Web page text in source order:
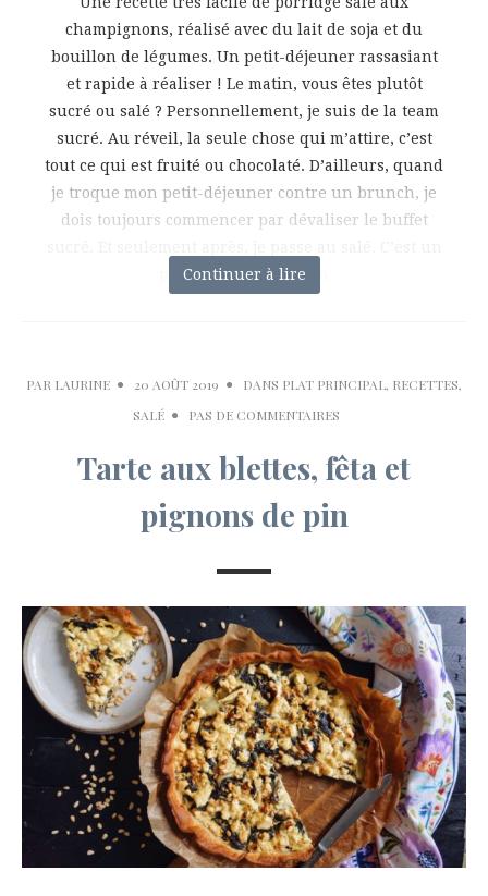
champignons, réalisé avec du lait de soja et du
bouillon de légumes. Un petit-déjeuner rassasiant
et rapide à réaliser ! Le matin, vous êtes plutôt
sucré ou salé ? Personnellement, je suis de la team
sucré. Au réveil, la seule chose qui m’attire, c’est
tout ce qui est fruité ou chocolaté. D’ailleurs, quand
je troque mon petit-déjeuner contre un brunch, je
dois toujours commencer par dévaliser le buffet
peu comme s’offrir un
Continuer à lire
PAR LAURINE 20 AOÛT 2019 DANS PLAT PRINCIPAL, RECETTES,
SALÉ
PAS DE COMMENTAIRES
Tarte aux blettes, fêta et
pignons de pin